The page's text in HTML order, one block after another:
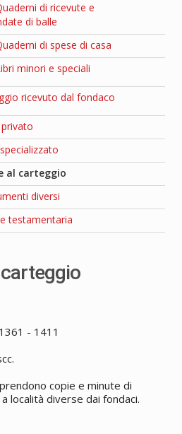
di ricevute e
di balle
di spese di casa
minori e speciali
ricevuto dal fondaco
al carteggio
diversi
testamentaria
- 1411
copie e minute di
diverse dai fondaci.